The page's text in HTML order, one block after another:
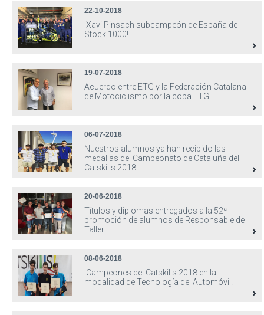
22-10-2018
¡Xavi Pinsach subcampeón de España de
Stock 1000!
19-07-2018
Acuerdo entre ETG y la Federación Catalana
de Motociclismo por la copa ETG
06-07-2018
Nuestros alumnos ya han recibido las
medallas del Campeonato de Cataluña del
Catskills 2018
20-06-2018
Títulos y diplomas entregados a la 52ª
promoción de alumnos de Responsable de
Taller
08-06-2018
¡Campeones del Catskills 2018 en la
modalidad de Tecnología del Automóvil!